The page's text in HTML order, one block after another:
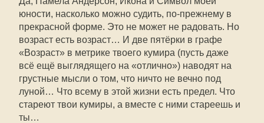
юности, насколько можно судить, по-прежнему в
прекрасной форме. Это не может не радовать. Но
возраст есть возраст… И две пятёрки в графе
«Возраст» в метрике твоего кумира (пусть даже
всё ещё выглядящего на «отлично») наводят на
грустные мысли о том, что ничто не вечно под
луной… Что всему в этой жизни есть предел. Что
стареют твои кумиры, а вместе с ними стареешь и
ты…